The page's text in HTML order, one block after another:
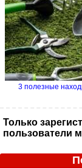
3 полезные
Только
пользователи